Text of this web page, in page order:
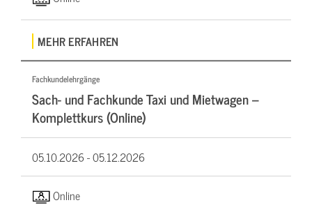
MEHR ERFAHREN
Fachkundelehrgänge
Sach- und Fachkunde Taxi und Mietwagen –
Komplettkurs (Online)
05.10.2026 -05.12.2026
Online